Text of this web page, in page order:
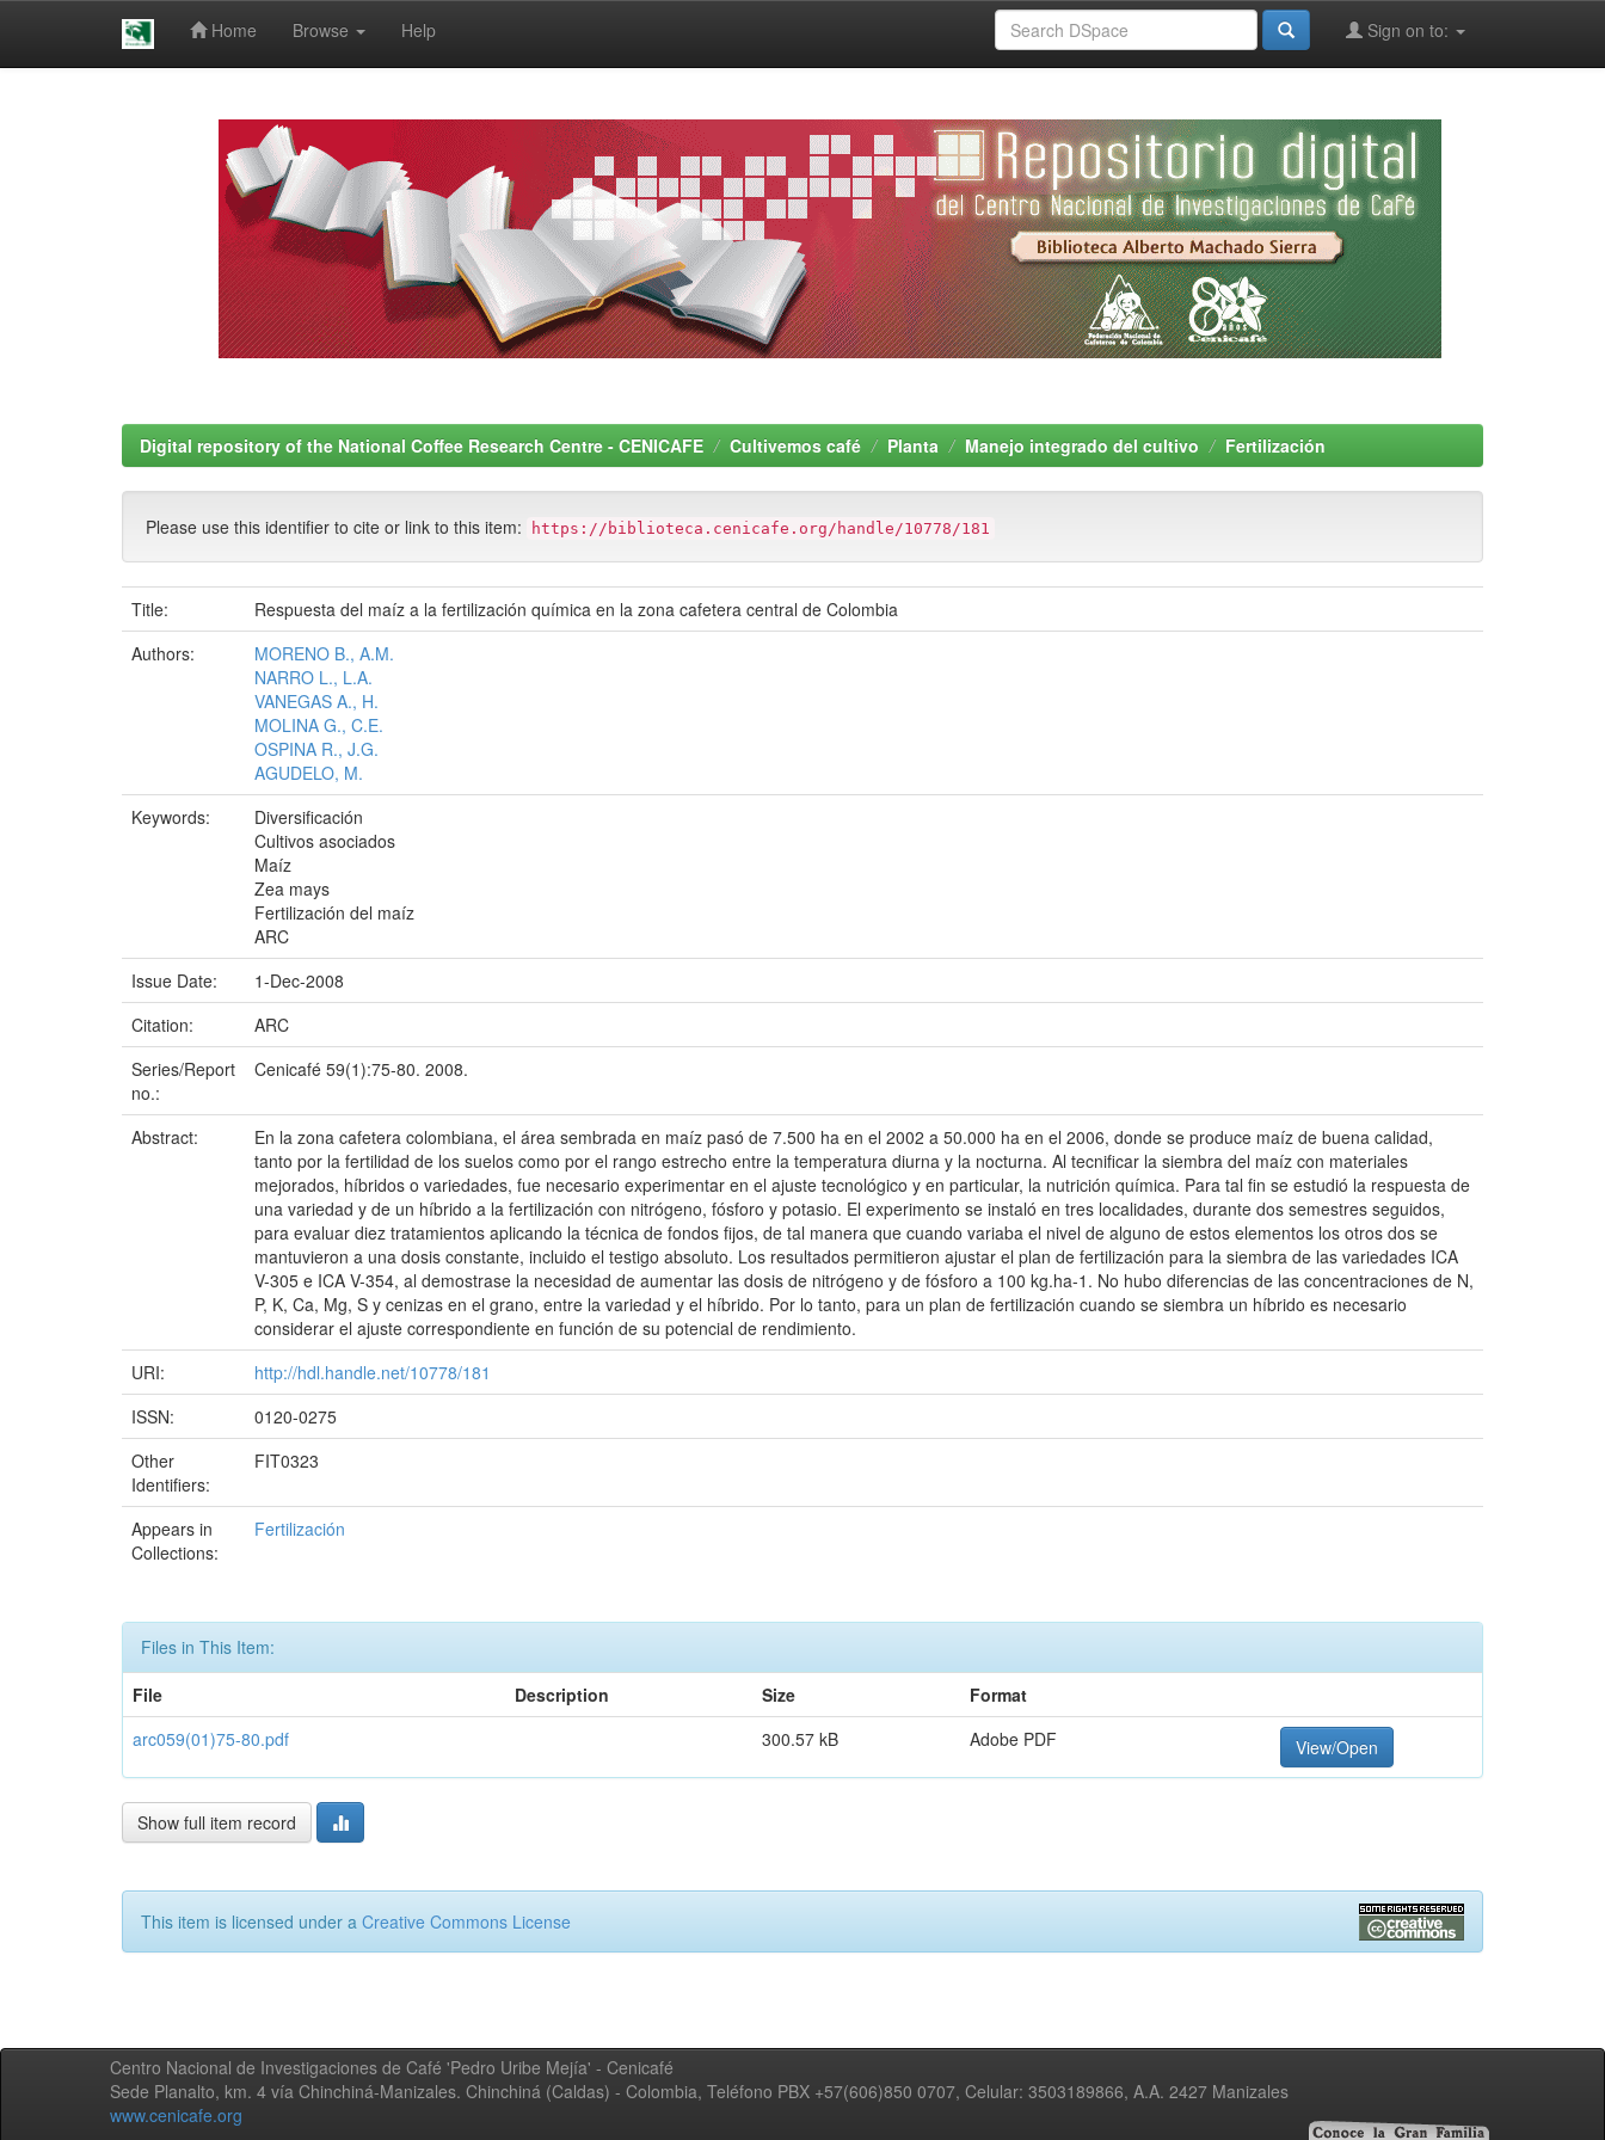
Home Browse Help Sign on to:
Digital repository of the National Coffee Research Centre - CENICAFE Cultivemos café Planta Manejo integrado del cultivo Fertilización
Please use this identifier to cite or link to this item: https://biblioteca.cenicafe.org/handle/10778/181
Title:
Respuesta del maíz a la fertilización química en la zona cafetera central de Colombia
Authors:
MORENO B., A.M.
NARRO L., L.A.
VANEGAS A., H.
MOLINA G., C.E.
OSPINA R., J.G.
AGUDELO, M.
Keywords:
Diversificación
Cultivos asociados
Maíz
Zea mays
Fertilización del maíz
ARC
Issue Date:
1-Dec-2008
Citation:
ARC
Series/Report
no.:
Cenicafé 59(1):75-80. 2008.
Abstract:
En la zona cafetera colombiana, el área sembrada en maíz pasó de 7.500 ha en el 2002 a 50.000 ha en el 2006, donde se produce maíz de buena calidad,
tanto por la fertilidad de los suelos como por el rango estrecho entre la temperatura diurna y la nocturna. Al tecnificar la siembra del maíz con materiales
mejorados, híbridos o variedades, fue necesario experimentar en el ajuste tecnológico y en particular, la nutrición química. Para tal fin se estudió la respuesta de
una variedad y de un híbrido a la fertilización con nitrógeno, fósforo y potasio. El experimento se instaló en tres localidades, durante dos semestres seguidos,
para evaluar diez tratamientos aplicando la técnica de fondos fijos, de tal manera que cuando variaba el nivel de alguno de estos elementos los otros dos se
mantuvieron a una dosis constante, incluido el testigo absoluto. Los resultados permitieron ajustar el plan de fertilización para la siembra de las variedades ICA
V-305 e ICA V-354, al demostrase la necesidad de aumentar las dosis de nitrógeno y de fósforo a 100 kg.ha-1. No hubo diferencias de las concentraciones de N,
P, K, Ca, Mg, S y cenizas en el grano, entre la variedad y el híbrido. Por lo tanto, para un plan de fertilización cuando se siembra un híbrido es necesario
considerar el ajuste correspondiente en función de su potencial de rendimiento.
URI:
http://hdl.handle.net/10778/181
ISSN:
0120-0275
Other
Identifiers:
FIT0323
Appears in
Collections:
Fertilización
Files in This Item:
File
Description Size
Format
arc059(01)75-80.pdf
300.57 kB Adobe PDF View/Open
Show full item record
This item is licensed under a Creative Commons License
Centro Nacional de Investigaciones de Café 'Pedro Uribe Mejía' - Cenicafé
Sede Planalto, km. 4 vía Chinchiná-Manizales. Chinchiná (Caldas) - Colombia, Teléfono PBX +57(606)850 0707, Celular: 3503189866, A.A. 2427 Manizales
www.cenicafe.org